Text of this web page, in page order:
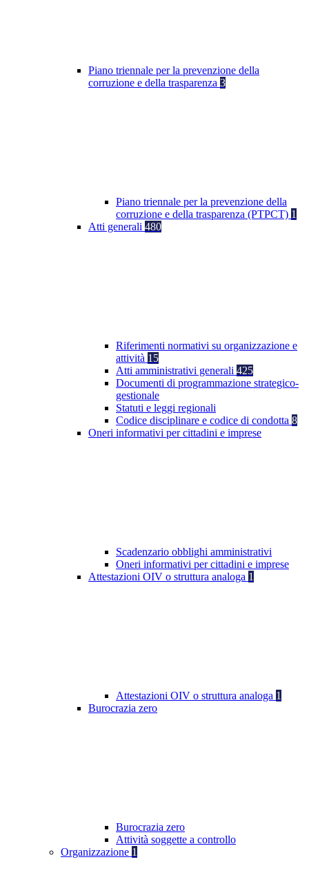
Piano triennale per la prevenzione della
corruzione e della trasparenza 3
Piano triennale per la prevenzione della
corruzione e della trasparenza (PTPCT) 1
Atti generali 480
Riferimenti normativi su organizzazione e
attività 15
Atti amministrativi generali 425
Documenti di programmazione strategico-
gestionale
Statuti e leggi regionali
Codice disciplinare e codice di condotta 8
Oneri informativi per cittadini e imprese
Scadenzario obblighi amministrativi
Oneri informativi per cittadini e imprese
Attestazioni OIV o struttura analoga 1
Attestazioni OIV o struttura analoga 1
Burocrazia zero
Burocrazia zero
Attività soggette a controllo
Organizzazione 1